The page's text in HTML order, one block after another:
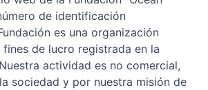
de identificación
es una organización
de lucro registrada en la
actividad es no comercial,
sociedad y por nuestra misión de